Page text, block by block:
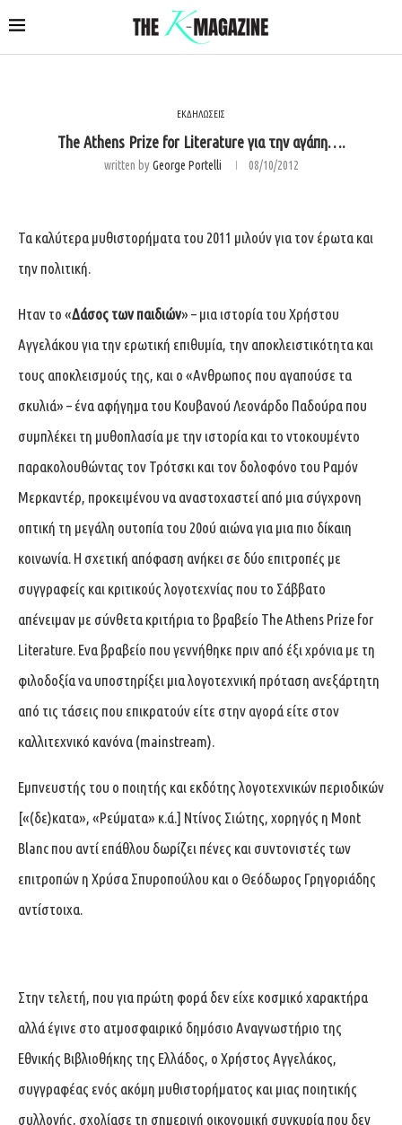
ΕΚΔΗΛΩΣΕΙΣ
The Athens Prize for Literature για την αγάπη….
written byGeorge Portelli 08/10/2012
Τα καλύτερα μυθιστορήματα του 2011 μιλούν για τον έρωτα και
την πολιτική.
Ηταν το «Δάσος των παιδιών» – μια ιστορία του Χρήστου
Αγγελάκου για την ερωτική επιθυμία, την αποκλειστικότητα και
τους αποκλεισμούς της, και ο «Ανθρωπος που αγαπούσε τα
σκυλιά» – ένα αφήγημα του Κουβανού Λεονάρδο Παδούρα που
συμπλέκει τη μυθοπλασία με την ιστορία και το ντοκουμέντο
παρακολουθώντας τον Τρότσκι και τον δολοφόνο του Ραμόν
Μερκαντέρ, προκειμένου να αναστοχαστεί από μια σύγχρονη
οπτική τη μεγάλη ουτοπία του 20ού αιώνα για μια πιο δίκαιη
κοινωνία. Η σχετική απόφαση ανήκει σε δύο επιτροπές με
συγγραφείς και κριτικούς λογοτεχνίας που το Σάββατο
απένειμαν με σύνθετα κριτήρια το βραβείο The Athens Prize for
Literature. Ενα βραβείο που γεννήθηκε πριν από έξι χρόνια με τη
φιλοδοξία να υποστηρίξει μια λογοτεχνική πρόταση ανεξάρτητη
από τις τάσεις που επικρατούν είτε στην αγορά είτε στον
καλλιτεχνικό κανόνα (mainstream).
Εμπνευστής του ο ποιητής και εκδότης λογοτεχνικών περιοδικών
[«(δε)κατα», «Ρεύματα» κ.ά.] Ντίνος Σιώτης, χορηγός η Mont
Blanc που αντί επάθλου δωρίζει πένες και συντονιστές των
επιτροπών η Χρύσα Σπυροπούλου και ο Θεόδωρος Γρηγοριάδης
αντίστοιχα.
Στην τελετή, που για πρώτη φορά δεν είχε κοσμικό χαρακτήρα
αλλά έγινε στο ατμοσφαιρικό δημόσιο Αναγνωστήριο της
Εθνικής Βιβλιοθήκης της Ελλάδος, ο Χρήστος Αγγελάκος,
συγγραφέας ενός ακόμη μυθιστορήματος και μιας ποιητικής
συλλογής, σχολίασε τη σημερινή οικονομική συγκυρία που δεν